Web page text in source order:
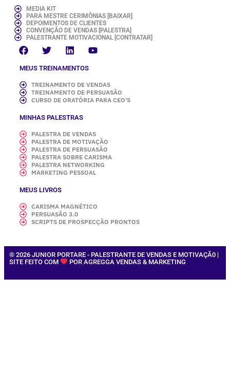
MEDIA KIT
PARA MESTRE CERIMÔNIAS [BAIXAR]
DEPOIMENTOS DE CLIENTES
CONVENÇÃO DE VENDAS [PALESTRA]
PALESTRANTE MOTIVACIONAL [CONTRATAR]
MEUS TREINAMENTOS
TREINAMENTO DE VENDAS
TREINAMENTO DE PERSUASÃO
CURSO DE ORATÓRIA PARA CEO'S
MINHAS PALESTRAS
PALESTRA DE VENDAS
PALESTRA DE MOTIVAÇÃO
PALESTRA DE PERSUASÃO
PALESTRA SOBRE CARISMA
PALESTRA NETWORKING
MARKETING PESSOAL
MEUS LIVROS
CARISMA MAGNÉTICO
PERSUASÃO 3.0
SCRIPTS DE PROSPECÇÃO PRONTOS
® 2026 JUNIOR PORTARE - PALESTRANTE DE VENDAS E MOTIVAÇÃ0 |
SITE FEITO COM
POR AGREGGA VENDAS & MARKETING